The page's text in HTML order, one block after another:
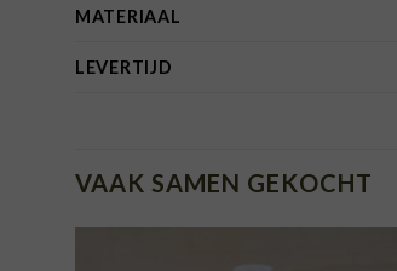
MATERIAAL
LEVERTIJD
VAAK SAMEN GEKOCHT